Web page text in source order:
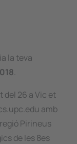
la teva
.
del 26 a Vic et
amb
Pirineus
de les 8es